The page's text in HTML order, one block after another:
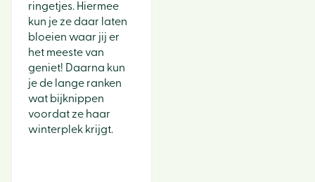
ringetjes. Hiermee
kun je ze daar laten
bloeien waar jij er
het meeste van
geniet! Daarna kun
je de lange ranken
wat bijknippen
voordat ze haar
winterplek krijgt.